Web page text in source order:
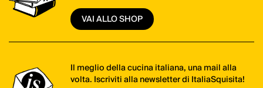
VAI ALLO SHOP
Il meglio della cucina italiana, una mail alla
volta. Iscriviti alla newsletter di ItaliaSquisita!